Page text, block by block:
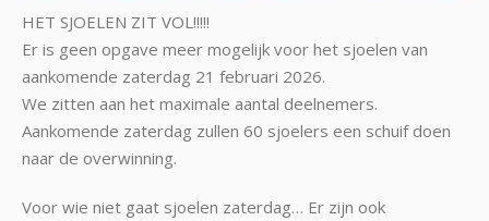
HET SJOELEN ZIT VOL!!!!!
Er is geen opgave meer mogelijk voor het sjoelen van
aankomende zaterdag 21 februari 2026.
We zitten aan het maximale aantal deelnemers.
Aankomende zaterdag zullen 60 sjoelers een schuif doen
naar de overwinning.
Voor wie niet gaat sjoelen zaterdag… Er zijn ook